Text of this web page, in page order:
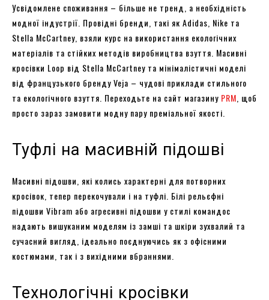
Усвідомлене споживання – більше не тренд, а необхідність
модної індустрії. Провідні бренди, такі як Adidas, Nike та
Stella McCartney, взяли курс на використання екологічних
матеріалів та стійких методів виробництва взуття. Масивні
кросівки Loop від Stella McCartney та мінімалістичні моделі
від французького бренду Veja – чудові приклади стильного
та екологічного взуття. Переходьте на сайт магазину PRM , щоб
просто зараз замовити модну пару преміальної якості.
Туфлі на масивній підошві
Масивні підошви, які колись характерні для потворних
кросівок, тепер перекочували і на туфлі. Білі рельєфні
підошви Vibram або агресивні підошви у стилі командос
надають вишуканим моделям із замші та шкіри зухвалий та
сучасний вигляд, ідеально поєднуючись як з офісними
костюмами, так і з вихідними вбраннями.
Технологічні кросівки